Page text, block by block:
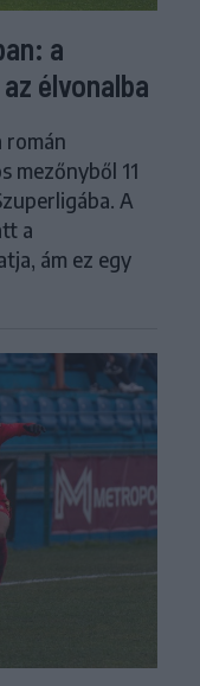
a
élvonalba
román
mezőnyből 11
A
a
ám ez egy